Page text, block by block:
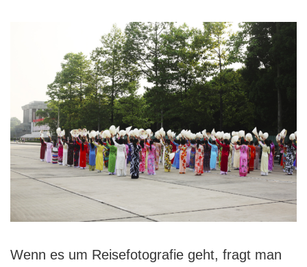
Wenn es um Reisefotografie geht, fragt man